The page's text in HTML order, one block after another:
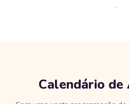
.
Calendário de